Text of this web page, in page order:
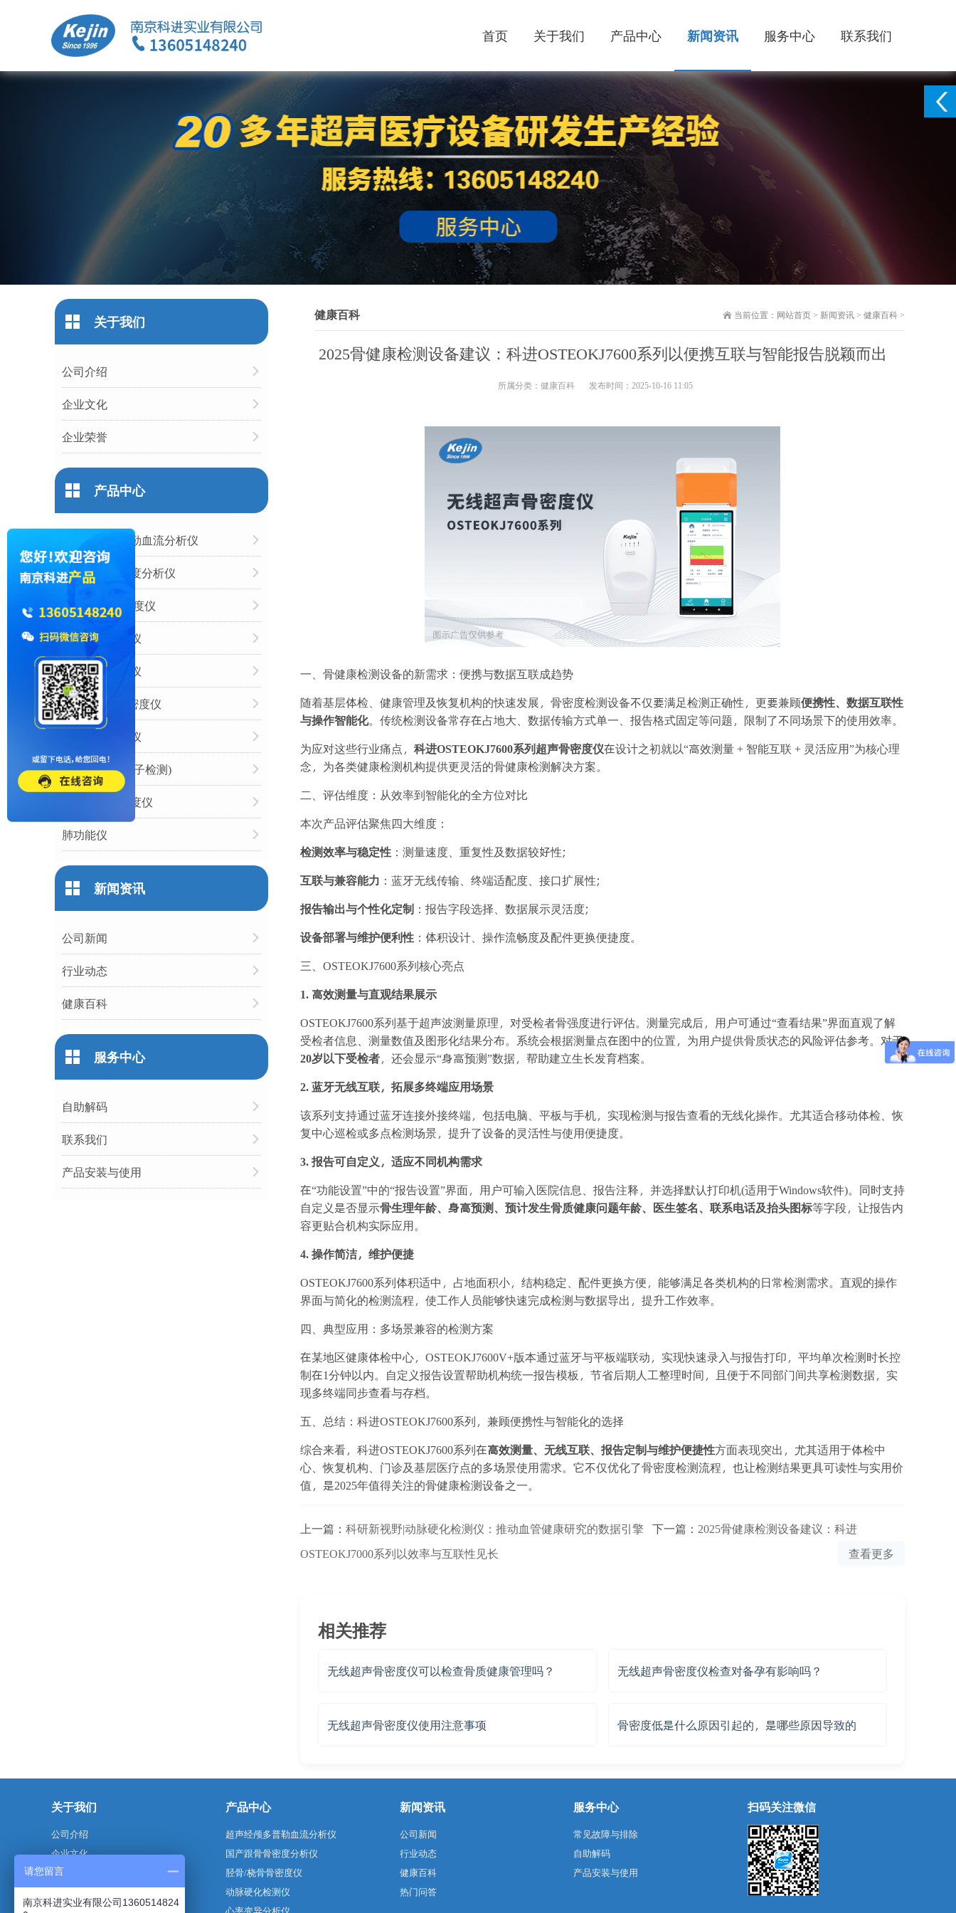
首页 关于我们 产品中心 新闻资讯 服务中心 联系我们
当前位置： 网站首页> 新闻资讯> 健康百科>
健康百科
2025骨健康检测设备建议：科进OSTEOKJ7600系列以便携互联与智能报告脱颖而出
所属分类： 健康百科 发布时间：2025-10-16 11:05
一、骨健康检测设备的新需求：便携与数据互联成趋势
随着基层体检、健康管理及恢复机构的快速发展，骨密度检测设备不仅要满足检测正确性，更要兼顾便携性、数据互联性
与操作智能化。传统检测设备常存在占地大、数据传输方式单一、报告格式固定等问题，限制了不同场景下的使用效率。
为应对这些行业痛点， 科进OSTEOKJ7600系列超声骨密度仪在设计之初就以“高效测量 + 智能互联 + 灵活应用”为核心理
念，为各类健康检测机构提供更灵活的骨健康检测解决方案。
二、评估维度：从效率到智能化的全方位对比
本次产品评估聚焦四大维度：
检测效率与稳定性 ：测量速度、重复性及数据较好性;
互联与兼容能力 ：蓝牙无线传输、终端适配度、接口扩展性;
报告输出与个性化定制 ：报告字段选择、数据展示灵活度;
设备部署与维护便利性 ：体积设计、操作流畅度及配件更换便捷度。
三、OSTEOKJ7600系列核心亮点
1. 高效测量与直观结果展示
OSTEOKJ7600系列基于超声波测量原理，对受检者骨强度进行评估。测量完成后，用户可通过“查看结果”界面直观了解
受检者信息、测量数值及图形化结果分布。系统会根据测量点在图中的位置，为用户提供骨质状态的风险评估参考。对于
20岁以下受检者，还会显示“身高预测”数据，帮助建立生长发育档案。
2. 蓝牙无线互联，拓展多终端应用场景
该系列支持通过蓝牙连接外接终端，包括电脑、平板与手机，实现检测与报告查看的无线化操作。尤其适合移动体检、恢
复中心巡检或多点检测场景，提升了设备的灵活性与使用便捷度。
3. 报告可自定义，适应不同机构需求
在“功能设置”中的“报告设置”界面，用户可输入医院信息、报告注释，并选择默认打印机(适用于Windows软件)。同时支持
自定义是否显示骨生理年龄、身高预测、预计发生骨质健康问题年龄、医生签名、联系电话及抬头图标等字段，让报告内
容更贴合机构实际应用。
4. 操作简洁，维护便捷
OSTEOKJ7600系列体积适中，占地面积小，结构稳定、配件更换方便，能够满足各类机构的日常检测需求。直观的操作
界面与简化的检测流程，使工作人员能够快速完成检测与数据导出，提升工作效率。
四、典型应用：多场景兼容的检测方案
在某地区健康体检中心，OSTEOKJ7600V+版本通过蓝牙与平板端联动，实现快速录入与报告打印，平均单次检测时长控
制在1分钟以内。自定义报告设置帮助机构统一报告模板，节省后期人工整理时间，且便于不同部门间共享检测数据，实
现多终端同步查看与存档。
五、总结：科进OSTEOKJ7600系列，兼顾便携性与智能化的选择
综合来看，科进OSTEOKJ7600系列在高效测量、无线互联、报告定制与维护便捷性方面表现突出，尤其适用于体检中
心、恢复机构、门诊及基层医疗点的多场景使用需求。它不仅优化了骨密度检测流程，也让检测结果更具可读性与实用价
值，是2025年值得关注的骨健康检测设备之一。
上一篇： 科研新视野|动脉硬化检测仪：推动血管健康研究的数据引擎 下一篇： 2025骨健康检测设备建议：科进
OSTEOKJ7000系列以效率与互联性见长
查看更多
相关推荐
无线超声骨密度仪可以检查骨质健康管理吗？ 无线超声骨密度仪检查对备孕有影响吗？
无线超声骨密度仪使用注意事项 骨密度低是什么原因引起的，是哪些原因导致的
关于我们
公司介绍
企业文化
企业荣誉
产品中心
超声经颅多普勒血流分析仪
国产跟骨骨密度分析仪
胫骨/桡骨骨密度仪
动脉硬化检测仪
心率变异分析仪
双能X射线骨密度仪
人体成分分析仪
经颅多普勒(栓子检测)
无线超声骨密度仪
肺功能仪
新闻资讯
公司新闻
行业动态
健康百科
服务中心
自助解码
联系我们
产品安装与使用
关于我们
公司介绍
企业文化
企业荣誉
产品中心
超声经颅多普勒血流分析仪
国产跟骨骨密度分析仪
胫骨/桡骨骨密度仪
动脉硬化检测仪
新闻资讯
公司新闻
行业动态
健康百科
热门问答
服务中心
常见故障与排除
自助解码
产品安装与使用
扫码关注微信
请您留言
南京科进实业有限公司1360514824